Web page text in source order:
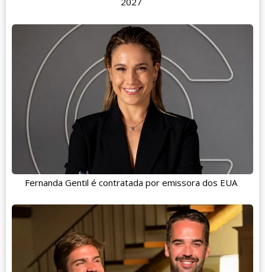
Fernanda Gentil é contratada por emissora dos EUA